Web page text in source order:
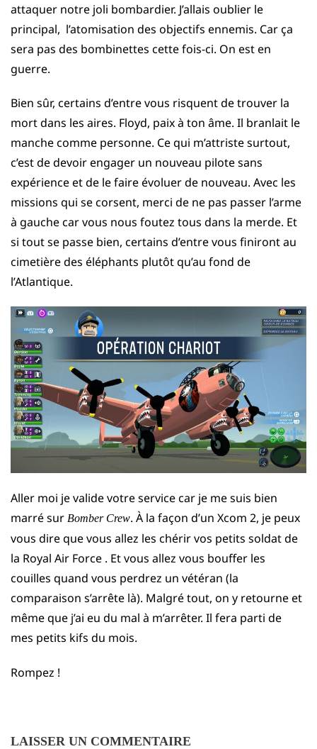
attaquer notre joli bombardier. J’allais oublier le
principal, l’atomisation des objectifs ennemis. Car ça
sera pas des bombinettes cette fois-ci. On est en
guerre.
Bien sûr, certains d’entre vous risquent de trouver la
mort dans les aires. Floyd, paix à ton âme. Il branlait le
manche comme personne. Ce qui m’attriste surtout,
c’est de devoir engager un nouveau pilote sans
expérience et de le faire évoluer de nouveau. Avec les
missions qui se corsent, merci de ne pas passer l’arme
à gauche car vous nous foutez tous dans la merde. Et
si tout se passe bien, certains d’entre vous finiront au
cimetière des éléphants plutôt qu’au fond de
l’Atlantique.
Aller moi je valide votre service car je me suis bien
marré sur Bomber Crew. À la façon d’un Xcom 2, je peux
vous dire que vous allez les chérir vos petits soldat de
la Royal Air Force . Et vous allez vous bouffer les
couilles quand vous perdrez un vétéran (la
comparaison s’arrête là). Malgré tout, on y retourne et
même que j’ai eu du mal à m’arrêter. Il fera parti de
mes petits kifs du mois.
Rompez !
LAISSER UN COMMENTAIRE